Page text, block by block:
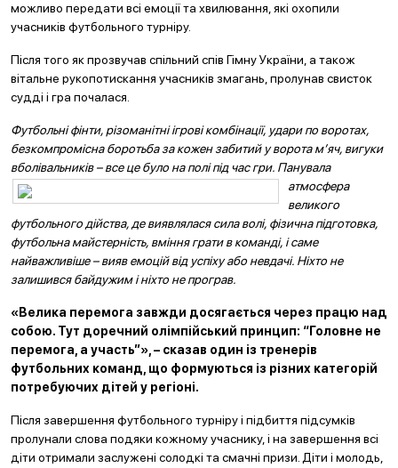
можливо передати всі емоції та хвилювання, які охопили
учасників футбольного турніру.
Після того як прозвучав спільний спів Гімну України, а також
вітальне рукопотискання учасників змагань, пролунав свисток
судді і гра почалася.
Футбольні фінти, різоманітні ігрові комбінації, удари по воротах,
безкомпромісна боротьба за кожен забитий у ворота м’яч, вигуки
вболівальників – все це було на полі під час гри. Панувала
атмосфера
великого
футбольного дійства, де виявлялася сила волі, фізична підготовка,
футбольна майстерність, вміння грати в команді, і саме
найважливіше – вияв емоцій від успіху або невдачі. Ніхто не
залишився байдужим і ніхто не програв.
«Велика перемога завжди досягається через працю над
собою. Тут доречний олімпійський принцип: “Головне не
перемога, а участь”», – сказав один із тренерів
футбольних команд, що формуються із різних категорій
потребуючих дітей у регіоні.
Після завершення футбольного турніру і підбиття підсумків
пролунали слова подяки кожному учаснику, і на завершення всі
діти отримали заслужені солодкі та смачні призи. Діти і молодь,